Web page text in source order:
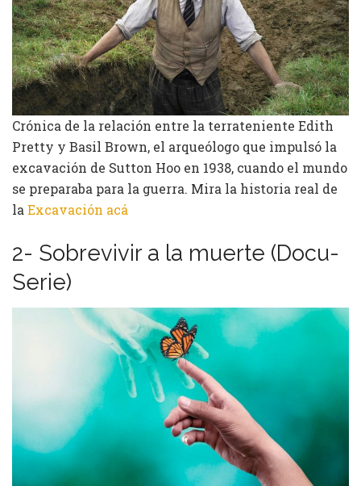
Crónica de la relación entre la terrateniente Edith
Pretty y Basil Brown, el arqueólogo que impulsó la
excavación de Sutton Hoo en 1938, cuando el mundo
se preparaba para la guerra. Mira la historia real de
la Excavación acá
2- Sobrevivir a la muerte (Docu-
Serie)